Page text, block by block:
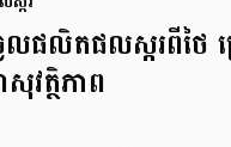
ចូលផលិតផលស្ករពីថៃ
វត្ថិភាព